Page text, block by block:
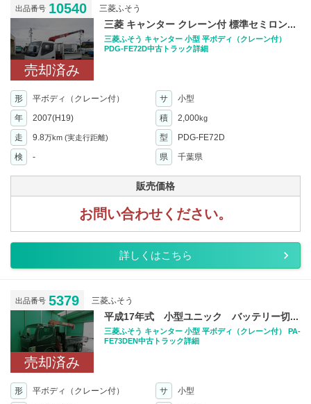
出品番号 10540 三菱ふそう
売却済み
三菱 キャンター クレーン付 標準セミロン...
三菱ふそう キャンター 小型 平ボディ（クレーン付）
PDG-FE72D中古トラック詳細
形 平ボディ（クレーン付） サ
小型
年
2007(H19) 積 2,000kg
走 9.8万km (実走行距離) 型
PDG-FE72D
検
- 県 千葉県
販売価格
お問い合わせください。
詳しくはこちら
出品番号 5379 三菱ふそう
売却済み
平成17年式 小型ユニック バッテリー切...
三菱ふそう キャンター 小型 平ボディ（クレーン付） PA-
FE73DEN中古トラック詳細
形 平ボディ（クレーン付） サ
小型